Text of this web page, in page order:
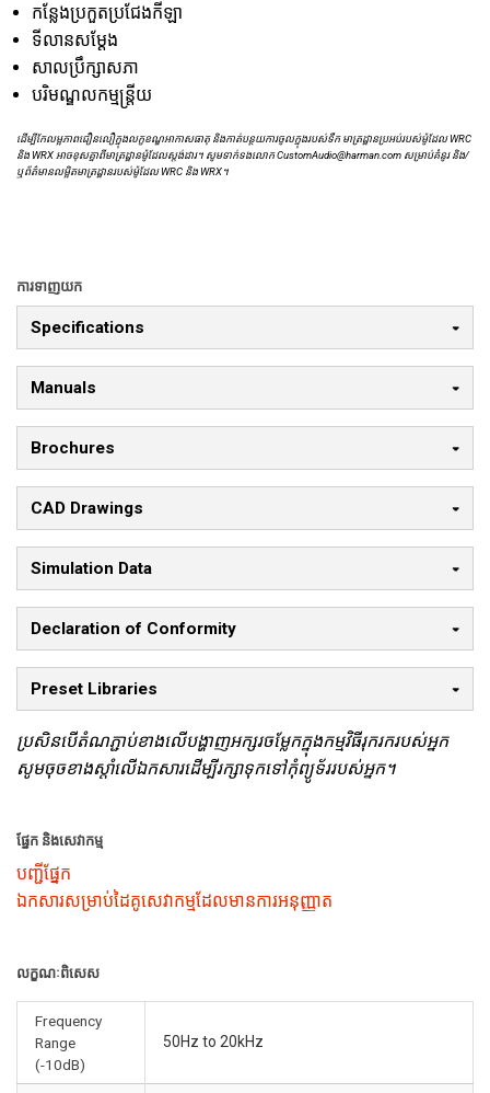
កន្លែងប្រកួតប្រជែងកីឡា
ទីលានសម្ដែង
សាលប្រឹក្សាសភា
បរិមណ្ឌលកម្មន្ត្រីយ
ដើម្បីកែលម្អភាពជឿនលឿក្នុងលក្ខខណ្ឌអាកាសធាតុ និងកាត់បន្ថយការចូលក្នុងរបស់ទឹក មាត្រដ្ឋានប្រអប់របស់ម៉ូដែល WRC
និង WRX អាចខុសគ្នាពីមាត្រដ្ឋានម៉ូដែលស្តង់ដារ។ សូមទាក់ទងលោក CustomAudio@harman.com សម្រាប់គំនូរ និង/
ឬព័ត៌មានលម្អិតមាត្រដ្ឋានរបស់ម៉ូដែល WRC និង WRX។
ការទាញយក
Specifications
Manuals
Brochures
CAD Drawings
Simulation Data
Declaration of Conformity
Preset Libraries
ប្រសិនបើតំណភ្ជាប់ខាងលើបង្ហាញអក្សរចម្លែកក្នុងកម្មវិធីរុករករបស់អ្នក
សូមចុចខាងស្តាំលើឯកសារដើម្បីរក្សាទុកទៅកុំព្យូទ័ររបស់អ្នក។
ផ្នែក និងសេវាកម្ម
បញ្ជីផ្នែក
ឯកសារសម្រាប់ដៃគូសេវាកម្មដែលមានការអនុញ្ញាត
លក្ខណៈពិសេស
Frequency
Range
(-10dB)
50Hz to 20kHz